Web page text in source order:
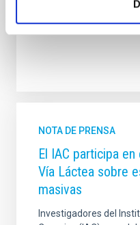
Fecha de
NOTA DE PRENSA
El IAC participa
Vía Láctea sobre
masivas
Investigadores del